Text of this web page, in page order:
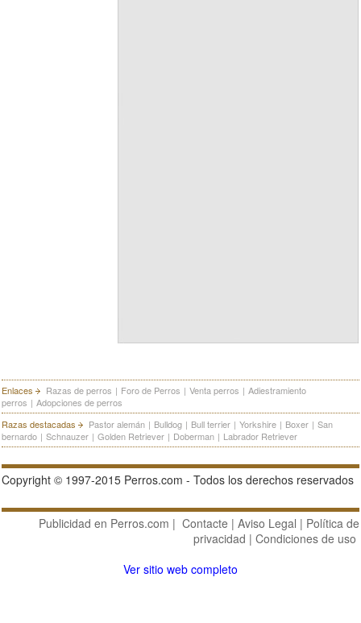
Enlaces Razas de perros | Foro de Perros | Venta perros | Adiestramiento
perros | Adopciones de perros
Razas destacadas
Pastor alemán | Bulldog | Bull terrier | Yorkshire | Boxer | San
bernardo | Schnauzer | Golden Retriever | Doberman | Labrador Retriever
Copyright © 1997-2015 Perros.com - Todos los derechos reservados
Publicidad en Perros.com | Contacte | Aviso Legal | Política de
privacidad | Condiciones de uso
Ver sitio web completo